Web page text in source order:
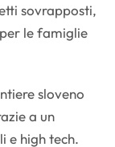
sovrapposti,
le famiglie
sloveno
a un
e high tech.